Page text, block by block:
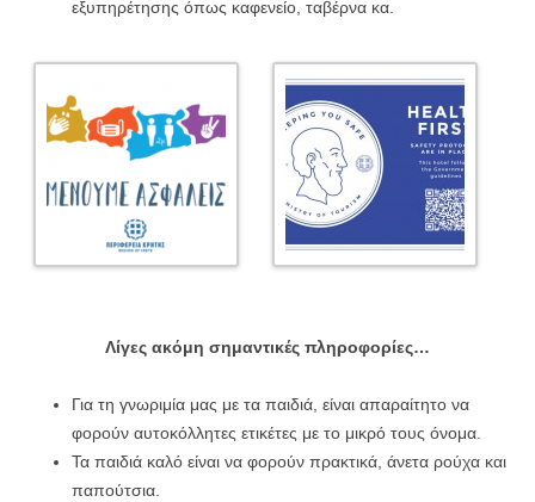
εξυπηρέτησης όπως καφενείο, ταβέρνα κα.
Λίγες ακόμη σημαντικές πληροφορίες…
Για τη γνωριμία μας με τα παιδιά, είναι απαραίτητο να
φορούν αυτοκόλλητες ετικέτες με το μικρό τους όνομα.
Τα παιδιά καλό είναι να φορούν πρακτικά, άνετα ρούχα και
παπούτσια.